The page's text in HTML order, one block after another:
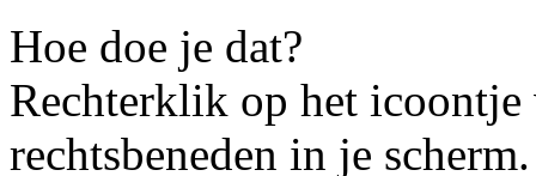
Hoe doe je dat?
Rechterklik op het
rechtsbeneden in je